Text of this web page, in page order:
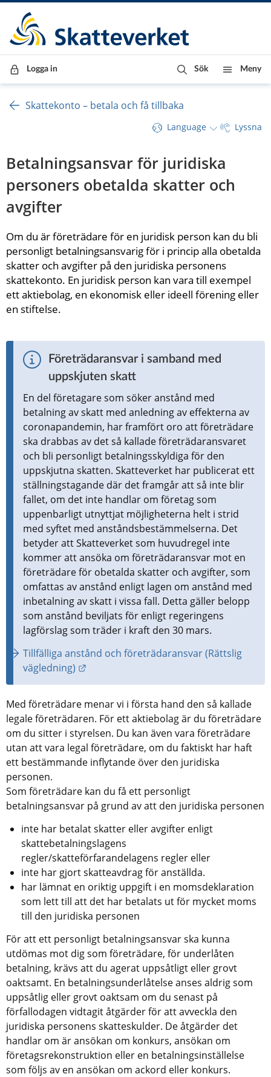
Till innehåll
Till navigationen
Till chattrobot
Logga in Sök Meny
Skattekonto – betala och få tillbaka
Language Lyssna
Betalningsansvar för juridiska
personers obetalda skatter och
avgifter
Om du är företrädare för en juridisk person kan du bli
personligt betalningsansvarig för i princip alla obetalda
skatter och avgifter på den juridiska personens
skattekonto. En juridisk person kan vara till exempel
ett aktiebolag, en ekonomisk eller ideell förening eller
en stiftelse.
Företrädaransvar i samband med
uppskjuten skatt
En del företagare som söker anstånd med
betalning av skatt med anledning av effekterna av
coronapandemin, har framfört oro att företrädare
ska drabbas av det så kallade företrädaransvaret
och bli personligt betalningsskyldiga för den
uppskjutna skatten. Skatteverket har publicerat ett
ställningstagande där det framgår att så inte blir
fallet, om det inte handlar om företag som
uppenbarligt utnyttjat möjligheterna helt i strid
med syftet med anståndsbestämmelserna. Det
betyder att Skatteverket som huvudregel inte
kommer att ansöka om företrädaransvar mot en
företrädare för obetalda skatter och avgifter, som
omfattas av anstånd enligt lagen om anstånd med
inbetalning av skatt i vissa fall. Detta gäller belopp
som anstånd beviljats för enligt regeringens
lagförslag som träder i kraft den 30 mars.
Tillfälliga anstånd och företrädaransvar (Rättslig
vägledning)
Med företrädare menar vi i första hand den så kallade
legale företrädaren. För ett aktiebolag är du företrädare
om du sitter i styrelsen. Du kan även vara företrädare
utan att vara legal företrädare, om du faktiskt har haft
ett bestämmande inflytande över den juridiska
personen.
Som företrädare kan du få ett personligt
betalningsansvar på grund av att den juridiska personen
inte har betalat skatter eller avgifter enligt
skattebetalningslagens
regler/skatteförfarandelagens regler eller
inte har gjort skatteavdrag för anställda.
har lämnat en oriktig uppgift i en momsdeklaration
som lett till att det har betalats ut för mycket moms
till den juridiska personen
För att ett personligt betalningsansvar ska kunna
utdömas mot dig som företrädare, för underlåten
betalning, krävs att du agerat uppsåtligt eller grovt
oaktsamt. En betalningsunderlåtelse anses aldrig som
uppsåtlig eller grovt oaktsam om du senast på
förfallodagen vidtagit åtgärder för att avveckla den
juridiska personens skatteskulder. De åtgärder det
handlar om är ansökan om konkurs, ansökan om
företagsrekonstruktion eller en betalningsinställelse
som följs av en ansökan om ackord eller konkurs.